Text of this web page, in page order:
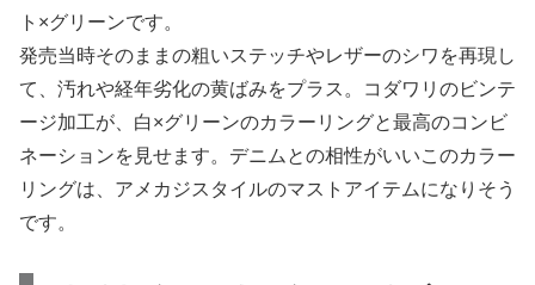
ト×グリーンです。
発売当時そのままの粗いステッチやレザーのシワを再現し
て、汚れや経年劣化の黄ばみをプラス。コダワリのビンテ
ージ加工が、白×グリーンのカラーリングと最高のコンビ
ネーションを見せます。デニムとの相性がいいこのカラー
リングは、アメカジスタイルのマストアイテムになりそう
です。